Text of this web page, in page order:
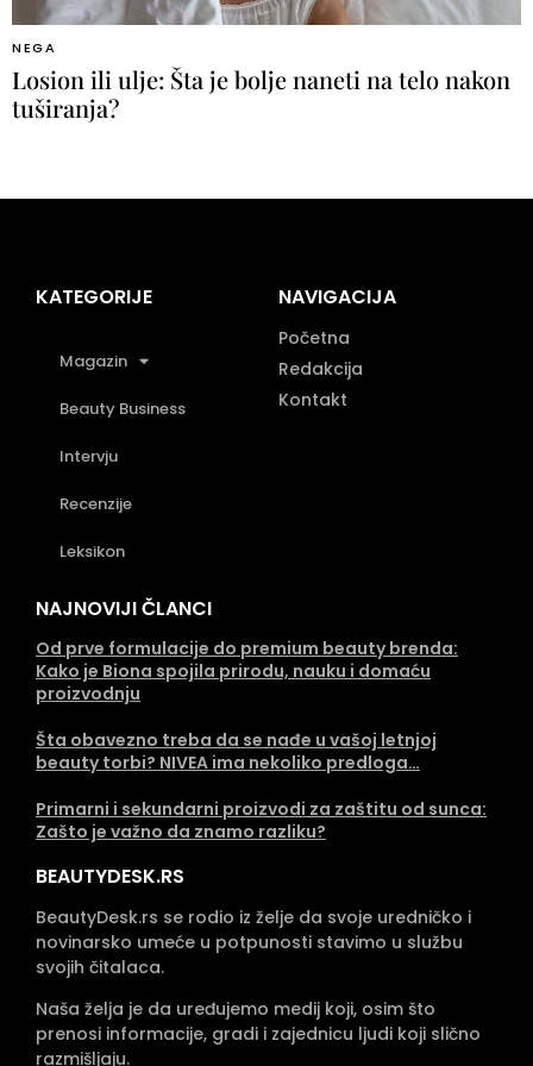
NEGA
Losion ili ulje: Šta je bolje naneti na telo nakon
tuširanja?
KATEGORIJE
Magazin
Beauty Business
Intervju
Recenzije
Leksikon
NAVIGACIJA
Početna
Redakcija
Kontakt
NAJNOVIJI ČLANCI
Od prve formulacije do premium beauty brenda:
Kako je Biona spojila prirodu, nauku i domaću
proizvodnju
Šta obavezno treba da se nađe u vašoj letnjoj
beauty torbi? NIVEA ima nekoliko predloga…
Primarni i sekundarni proizvodi za zaštitu od sunca:
Zašto je važno da znamo razliku?
BEAUTYDESK.RS
BeautyDesk.rs se rodio iz želje da svoje uredničko i
novinarsko umeće u potpunosti stavimo u službu
svojih čitalaca.
Naša želja je da uređujemo medij koji, osim što
prenosi informacije, gradi i zajednicu ljudi koji slično
razmišljaju.